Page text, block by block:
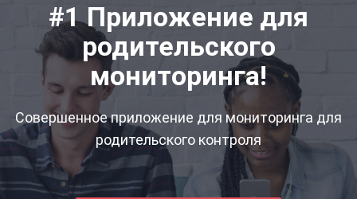
#1 Приложение для
родительского
мониторинга!
Совершенное приложение для мониторинга для
родительского контроля